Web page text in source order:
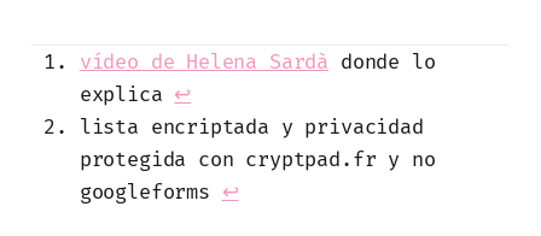
vídeo de Helena Sardà donde lo
explica ↩
lista encriptada y privacidad
protegida con cryptpad.fr y no
googleforms ↩